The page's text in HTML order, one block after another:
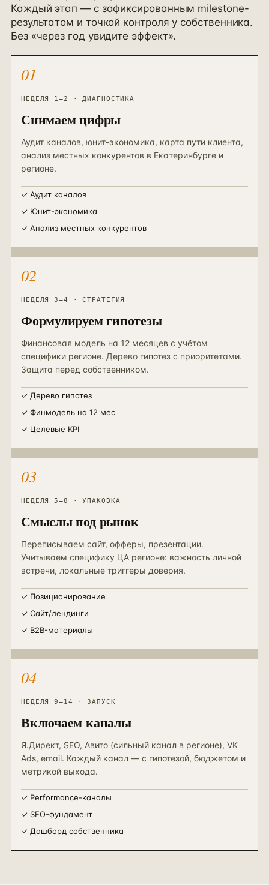
Каждый этап — с зафиксированным milestone-
результатом и точкой контроля у собственника.
Без «через год увидите эффект».
01
НЕДЕЛЯ 1–2 · ДИАГНОСТИКА
Снимаем цифры
Аудит каналов, юнит-экономика, карта пути клиента,
анализ местных конкурентов в Екатеринбурге и
регионе.
✓ Аудит каналов
✓ Юнит-экономика
✓ Анализ местных конкурентов
02
НЕДЕЛЯ 3–4 · СТРАТЕГИЯ
Формулируем гипотезы
Финансовая модель на 12 месяцев с учётом
специфики регионе. Дерево гипотез с приоритетами.
Защита перед собственником.
✓ Дерево гипотез
✓ Финмодель на 12 мес
✓ Целевые KPI
03
НЕДЕЛЯ 5–8 · УПАКОВКА
Смыслы под рынок
Переписываем сайт, офферы, презентации.
Учитываем специфику ЦА регионе: важность личной
встречи, локальные триггеры доверия.
✓ Позиционирование
✓ Сайт/лендинги
✓ B2B-материалы
04
НЕДЕЛЯ 9–14 · ЗАПУСК
Включаем каналы
Я.Директ, SEO, Авито (сильный канал в регионе), VK
Ads, email. Каждый канал — с гипотезой, бюджетом и
метрикой выхода.
✓ Performance-каналы
✓ SEO-фундамент
✓ Дашборд собственника